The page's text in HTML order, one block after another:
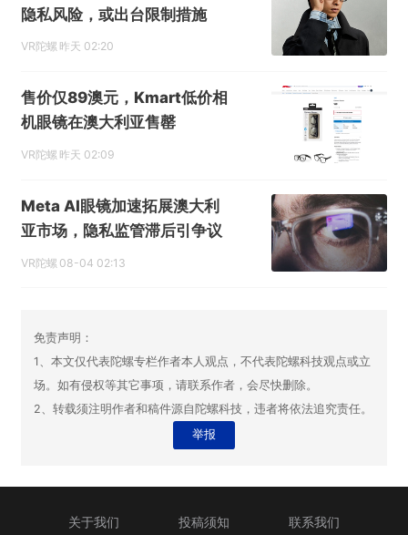
隐私风险，或出台限制措施
VR陀螺 昨天 02:20
售价仅89澳元，Kmart低价相
机眼镜在澳大利亚售罄
VR陀螺 昨天 02:09
Meta AI眼镜加速拓展澳大利
亚市场，隐私监管滞后引争议
VR陀螺 08-04 02:13
免责声明：
1、本文仅代表陀螺专栏作者本人观点，不代表陀螺科技观点或立
场。如有侵权等其它事项，请联系作者，会尽快删除。
2、转载须注明作者和稿件源自陀螺科技，违者将依法追究责任。
举报
关于我们 投稿须知 联系我们